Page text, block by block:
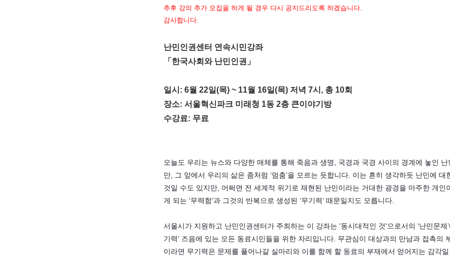
추후 강의 추가 모집을 하게 될 경우 다시 공지드리도록 하겠습니다.
감사합니다.
난민인권센터 연속시민강좌
「한국사회와 난민인권 」
일시: 6월 22일(목) ~ 11월 16일(목) 저녁 7시, 총 10회
장소: 서울혁신파크 미래청 1동 2층 큰이야기방
수강료: 무료
오늘도 우리는 뉴스와 다양한 매체를 통해 죽음과 생명, 국경과 국경 사이의 경계에 놓인
만, 그 앞에서 우리의 삶은 좀처럼 ‘멈춤’을 모르는 듯합니다. 이는 흔히 생각하듯 난민에 대
것일 수도 있지만, 어쩌면 전 세계적 위기로 재현된 난민이라는 거대한 광경을 마주한 개인
게 되는 ‘무력함’과 그것의 반복으로 생성된 ‘무기력’ 때문일지도 모릅니다.
서울시가 지원하고 난민인권센터가 주최하는 이 강좌는 '동시대적인 것'으로서의 ‘난민문제’
기력’ 즈음에 있는 모든 동료시민들을 위한 자리입니다. 무관심이 대상과의 만남과 접촉의
이라면 무기력은 문제를 풀어나갈 실마리와 이를 함께 할 동료의 부재에서 얻어지는 감각